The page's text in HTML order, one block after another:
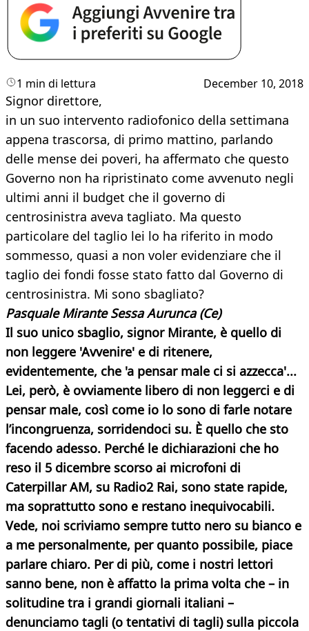
1 min di lettura December 10, 2018
Signor direttore,
in un suo intervento radiofonico della settimana
appena trascorsa, di primo mattino, parlando
delle mense dei poveri, ha affermato che questo
Governo non ha ripristinato come avvenuto negli
ultimi anni il budget che il governo di
centrosinistra aveva tagliato. Ma questo
particolare del taglio lei lo ha riferito in modo
sommesso, quasi a non voler evidenziare che il
taglio dei fondi fosse stato fatto dal Governo di
centrosinistra. Mi sono sbagliato?
Pasquale Mirante Sessa Aurunca (Ce)
Il suo unico sbaglio, signor Mirante, è quello di
non leggere 'Avvenire' e di ritenere,
evidentemente, che 'a pensar male ci si azzecca'...
Lei, però, è ovviamente libero di non leggerci e di
pensar male, così come io lo sono di farle notare
l’incongruenza, sorridendoci su. È quello che sto
facendo adesso. Perché le dichiarazioni che ho
reso il 5 dicembre scorso ai microfoni di
Caterpillar AM, su Radio2 Rai, sono state rapide,
ma soprattutto sono e restano inequivocabili.
Vede, noi scriviamo sempre tutto nero su bianco e
a me personalmente, per quanto possibile, piace
parlare chiaro. Per di più, come i nostri lettori
sanno bene, non è affatto la prima volta che – in
solitudine tra i grandi giornali italiani –
denunciamo tagli (o tentativi di tagli) sulla piccola